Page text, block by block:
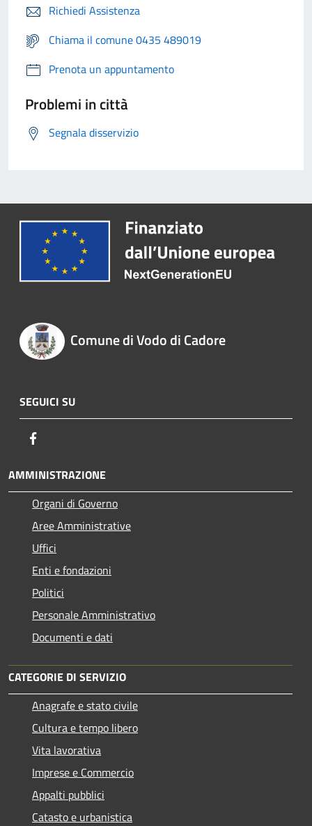
Richiedi Assistenza
Chiama il comune 0435 489019
Prenota un appuntamento
Problemi in città
Segnala disservizio
Comune di Vodo di Cadore
SEGUICI SU
AMMINISTRAZIONE
Organi di Governo
Aree Amministrative
Uffici
Enti e fondazioni
Politici
Personale Amministrativo
Documenti e dati
CATEGORIE DI SERVIZIO
Anagrafe e stato civile
Cultura e tempo libero
Vita lavorativa
Imprese e Commercio
Appalti pubblici
Catasto e urbanistica